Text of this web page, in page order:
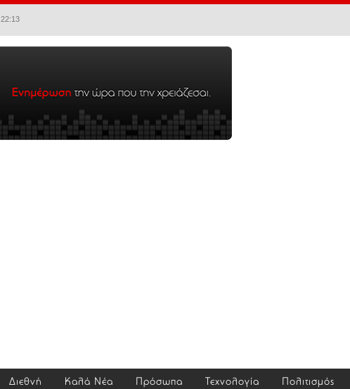
22:13
Διεθνή Καλά Νέα Πρόσωπα Τεχνολογία Πολιτισμός